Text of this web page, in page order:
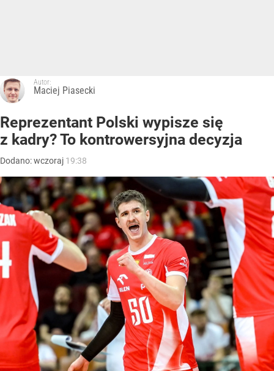
Autor:
Maciej Piasecki
Reprezentant Polski wypisze się
z kadry? To kontrowersyjna decyzja
Dodano:wczoraj 19:38